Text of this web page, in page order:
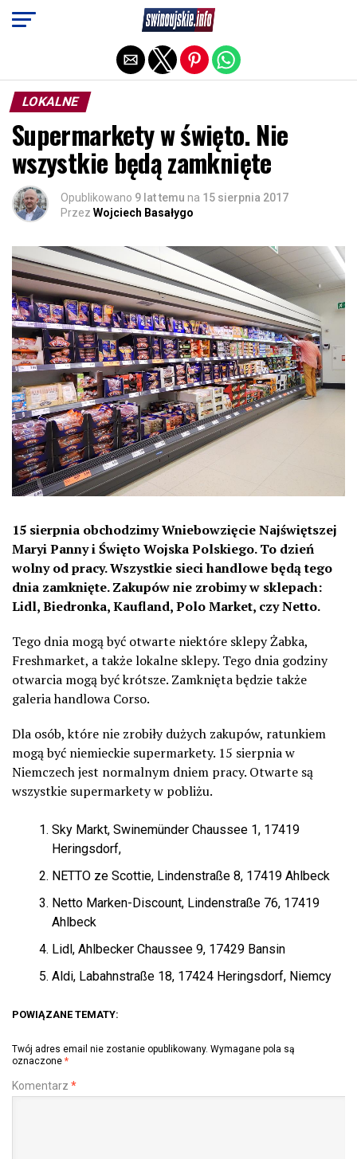
LOKALNE
Supermarkety w święto. Nie
wszystkie będą zamknięte
Opublikowano 9 lat temu na 15 sierpnia 2017
Przez Wojciech Basałygo
15 sierpnia obchodzimy Wniebowzięcie Najświętszej
Maryi Panny i Święto Wojska Polskiego. To dzień
wolny od pracy. Wszystkie sieci handlowe będą tego
dnia zamknięte. Zakupów nie zrobimy w sklepach:
Lidl, Biedronka, Kaufland, Polo Market, czy Netto.
Tego dnia mogą być otwarte niektóre sklepy Żabka,
Freshmarket, a także lokalne sklepy. Tego dnia godziny
otwarcia mogą być krótsze. Zamknięta będzie także
galeria handlowa Corso.
Dla osób, które nie zrobiły dużych zakupów, ratunkiem
mogą być niemieckie supermarkety. 15 sierpnia w
Niemczech jest normalnym dniem pracy. Otwarte są
wszystkie supermarkety w pobliżu.
Sky Markt, Swinemünder Chaussee 1, 17419
Heringsdorf,
NETTO ze Scottie, Lindenstraße 8, 17419 Ahlbeck
Netto Marken-Discount, Lindenstraße 76, 17419
Ahlbeck
Lidl, Ahlbecker Chaussee 9, 17429 Bansin
Aldi, Labahnstraße 18, 17424 Heringsdorf, Niemcy
POWIĄZANE TEMATY:
Twój adres email nie zostanie opublikowany. Wymagane pola są
oznaczone *
Komentarz *
Exit mobile version